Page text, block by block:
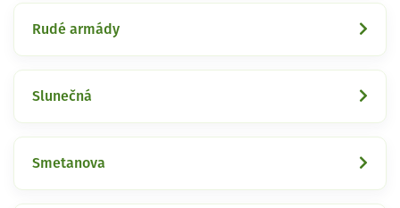
Rudé armády
Slunečná
Smetanova